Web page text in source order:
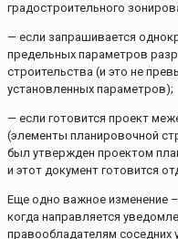
градостроительного
— если запрашивается
предельных параметров
строительства (и это не
установленных параметров);
— если готовится проект
(элементы планировочной
был утвержден проектом
и этот документ готовится
Еще одно важное изменение
когда направляется
правообладателям соседних